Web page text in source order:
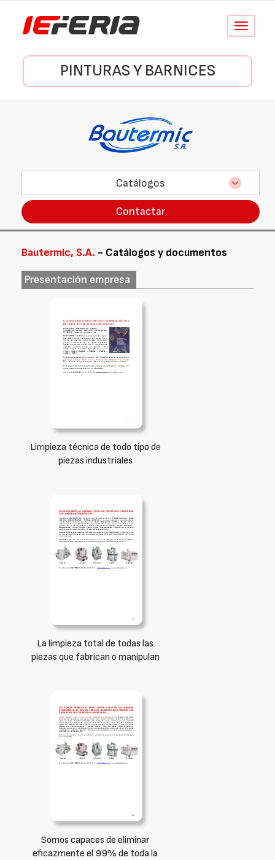
Conmutar
PINTURAS Y BARNICES
Catálogos
Contactar
Bautermic, S.A. - Catálogos y documentos
Presentación empresa
Limpieza técnica de todo tipo de
piezas industriales
La limpieza total de todas las
piezas que fabrican o manipulan
Somos capaces de eliminar
eficazmente el 99% de toda la